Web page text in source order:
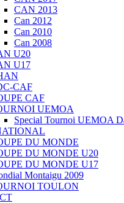
CAN 2013
Can 2012
Can 2010
Can 2008
U20
U17
CAF
CAF
UEMOA
Special Tournoi UEMOA
DU MONDE
DU MONDE U20
DU MONDE U17
Montaigu 2009
TOULON